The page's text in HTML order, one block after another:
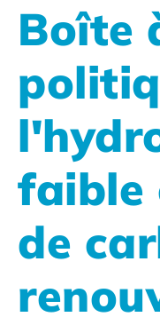
Boîte
faible
de